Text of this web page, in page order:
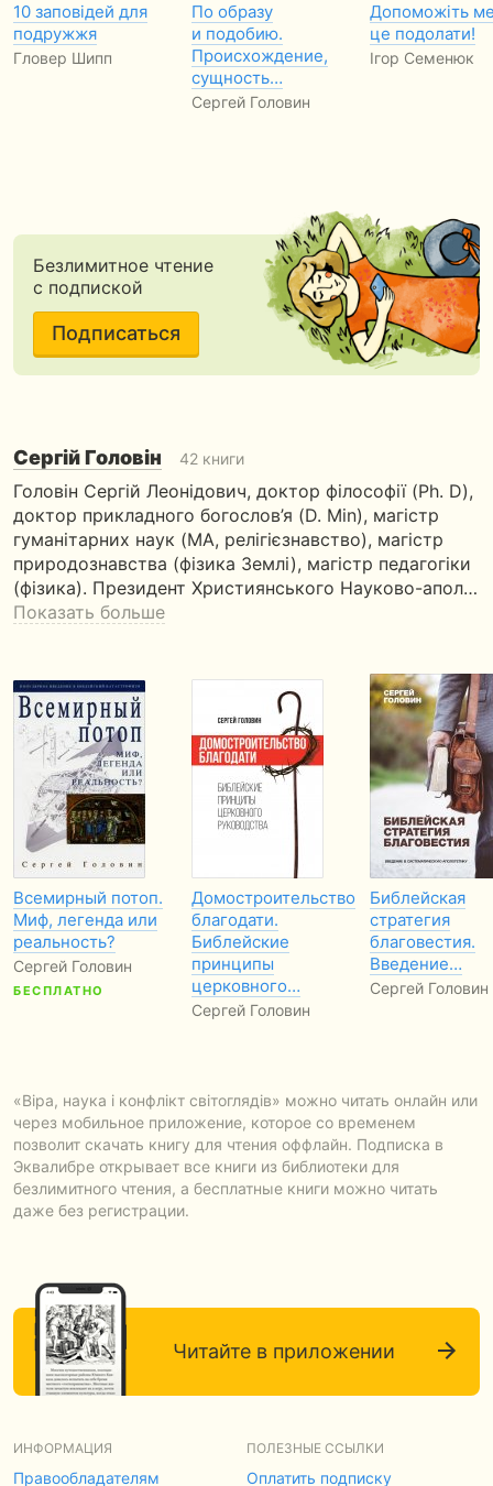
10 заповідей для
подружжя
Гловер Шипп
По образу
и подобию.
Происхождение,
сущность…
Сергей Головин
Допоможіть
це подолати!
Ігор Семенюк
Безлимитное чтение
с подпиской
Подписаться
Сергій Головін 42 книги
Головін Сергій Леонідович, доктор філософії (Ph. D),
доктор прикладного богослов’я (D. Min), магістр
гуманітарних наук (MA, релігієзнавство), магістр
природознавства (фізика Землі), магістр педагогіки
(фізика). Президент Християнського Науково-апол…
Показать больше
Всемирный потоп.
Миф, легенда или
реальность?
Сергей Головин
БЕСПЛАТНО
Домостроительство
благодати.
Библейские
принципы
церковного…
Сергей Головин
Библейская
стратегия
благовестия.
Введение…
Сергей Головин
«Віра, наука і конфлікт світоглядів» можно читать онлайн или
через мобильное приложение, которое со временем
позволит скачать книгу для чтения оффлайн. Подписка в
Эквалибре открывает все книги из библиотеки для
безлимитного чтения, а бесплатные книги можно читать
даже без регистрации.
Читайте в приложении
ИНФОРМАЦИЯ
Правообладателям
ПОЛЕЗНЫЕ ССЫЛКИ
Оплатить подписку